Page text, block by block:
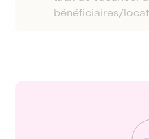
bénéficiaires/